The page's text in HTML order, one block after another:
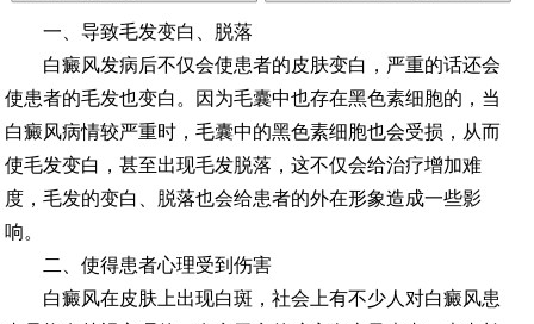
一、导致毛发变白、脱落
白癜风发病后不仅会使患者的皮肤变白，严重的话还会
使患者的毛发也变白。因为毛囊中也存在黑色素细胞的，当
白癜风病情较严重时，毛囊中的黑色素细胞也会受损，从而
使毛发变白，甚至出现毛发脱落，这不仅会给治疗增加难
度，毛发的变白、脱落也会给患者的外在形象造成一些影
响。
二、使得患者心理受到伤害
白癜风在皮肤上出现白斑，社会上有不少人对白癜风患